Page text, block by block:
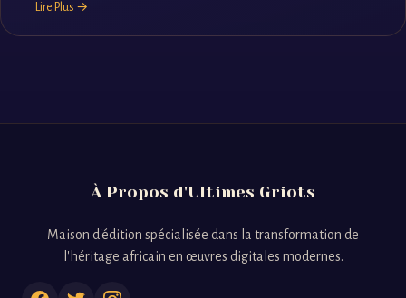
Lire Plus →
À Propos d'Ultimes Griots
Maison d'édition spécialisée dans la transformation de
l'héritage africain en œuvres digitales modernes.